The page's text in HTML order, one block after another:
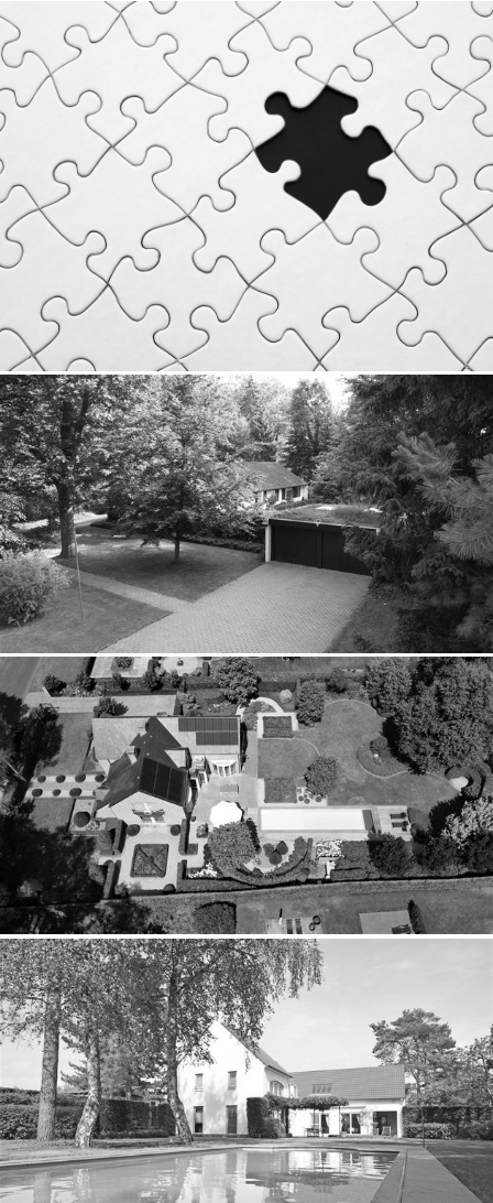
hen samengewerkt en zijn meer dan tevreden over de
geboden service!
Philippe R. uit Zonhoven